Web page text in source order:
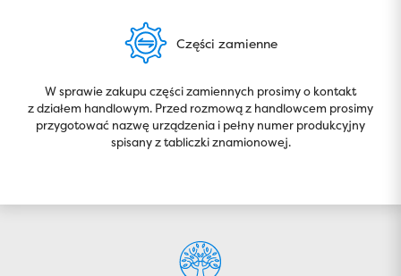
Części zamienne
W sprawie zakupu części zamiennych prosimy o kontakt
z działem handlowym. Przed rozmową z handlowcem prosimy
przygotować nazwę urządzenia i pełny numer produkcyjny
spisany z tabliczki znamionowej.